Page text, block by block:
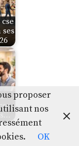
proposer
nos
OK